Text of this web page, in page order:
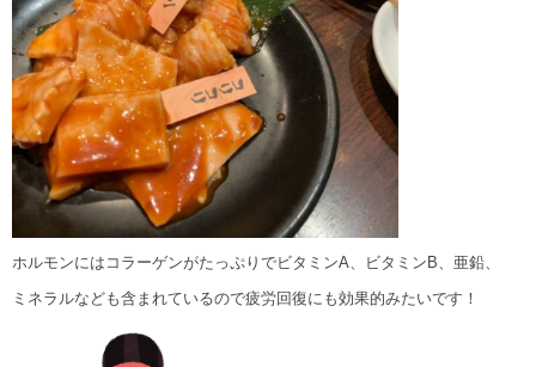
ホルモンにはコラーゲンがたっぷりでビタミンA、ビタミンB、亜鉛、
ミネラルなども含まれているので疲労回復にも効果的みたいです！